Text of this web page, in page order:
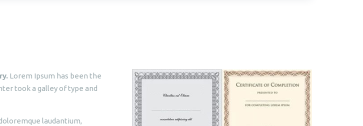
Lorem Ipsum has been the
took a galley of type and
laudantium,